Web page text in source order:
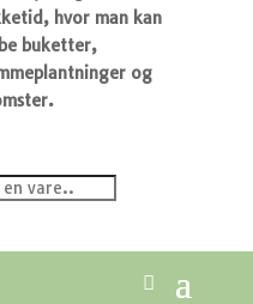
hvor man kan
buketter,
og